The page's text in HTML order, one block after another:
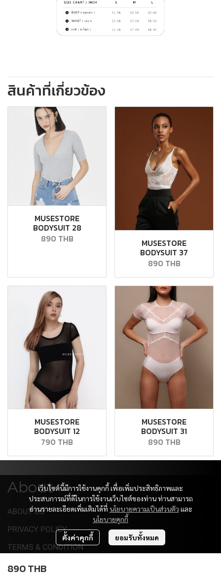
สินค้าที่เกี่ยวข้อง
MUSESTORE
BODYSUIT 28
890 THB
MUSESTORE
BODYSUIT 37
890 THB
MUSESTORE
BODYSUIT 12
790 THB
MUSESTORE
BODYSUIT 31
890 THB
890 THB
เว็บไซต์นี้มีการใช้งานคุกกี้ เพื่อเพิ่มประสิทธิภาพและ
ประสบการณ์ที่ดีในการใช้งานเว็บไซต์ของท่าน ท่านสามารถ
อ่านรายละเอียดเพิ่มเติมได้ที่ นโยบายความเป็นส่วนตัว และ
นโยบายคุกกี้
ตั้งค่าคุกกี้ ยอมรับทั้งหมด
About
ABOUT US
PRIVACY POLICY
TERMS & CONDITION
Support